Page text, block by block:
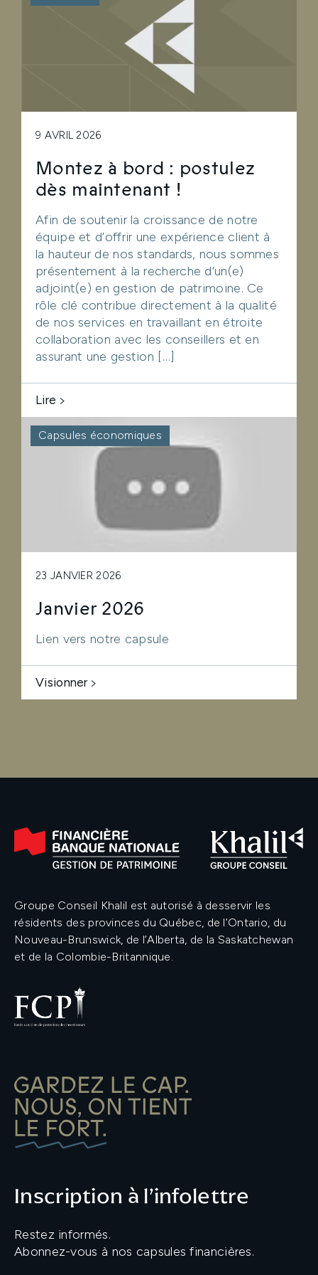
9 AVRIL 2026
Montez à bord : postulez
dès maintenant !
Afin de soutenir la croissance de notre
équipe et d’offrir une expérience client à
la hauteur de nos standards, nous sommes
présentement à la recherche d’un(e)
adjoint(e) en gestion de patrimoine. Ce
rôle clé contribue directement à la qualité
de nos services en travaillant en étroite
collaboration avec les conseillers et en
assurant une gestion […]
Lire
Capsules économiques
23 JANVIER 2026
Janvier 2026
Lien vers notre capsule
Visionner
Inscription à l’infolettre
Restez informés.
Abonnez-vous à nos capsules financières.
Groupe Conseil Khalil est autorisé à desservir les
résidents des provinces du Québec, de l’Ontario, du
Nouveau-Brunswick, de l’Alberta, de la Saskatchewan
et de la Colombie-Britannique.